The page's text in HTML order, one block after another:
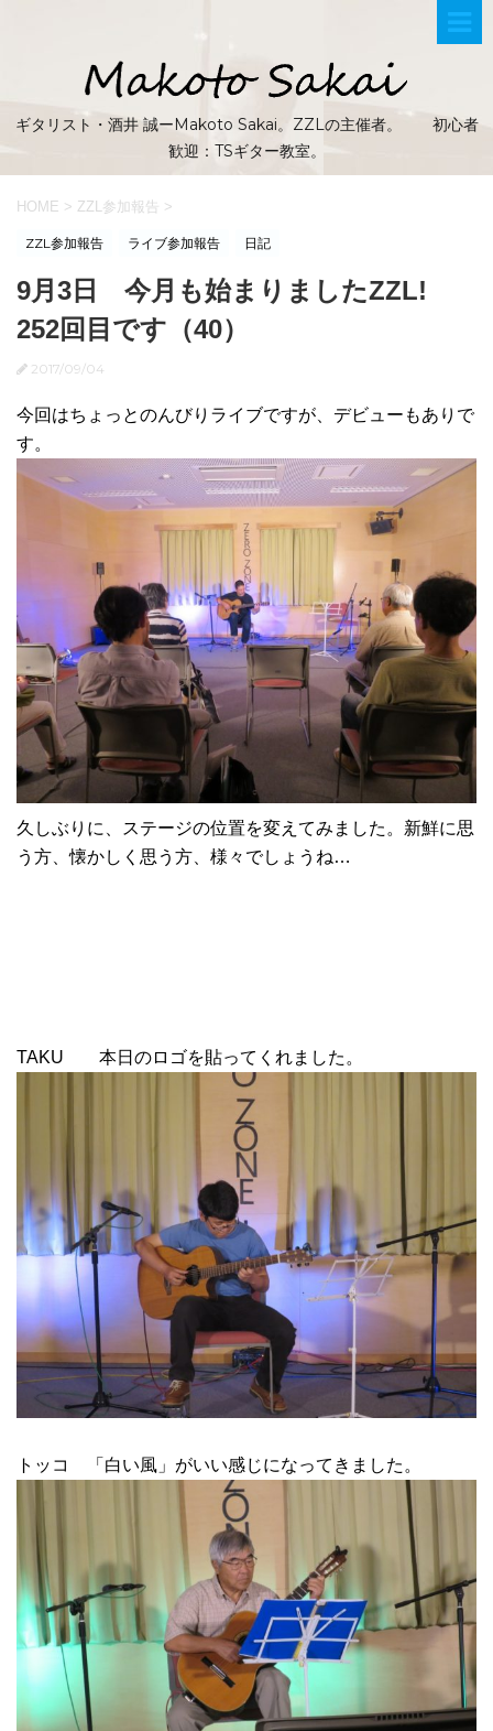
ギタリスト・酒井 誠ーMakoto Sakai。ZZLの主催者。 初心者
歓迎：TSギター教室。
HOME > ZZL参加報告 >
ZZL参加報告 ライブ参加報告 日記
9月3日 今月も始まりましたZZL!
252回目です（40）
2017/09/04
今回はちょっとのんびりライブですが、デビューもありで
す。
久しぶりに、ステージの位置を変えてみました。新鮮に思
う方、懐かしく思う方、様々でしょうね…
TAKU 本日のロゴを貼ってくれました。
トッコ 「白い風」がいい感じになってきました。